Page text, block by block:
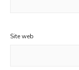
Site web